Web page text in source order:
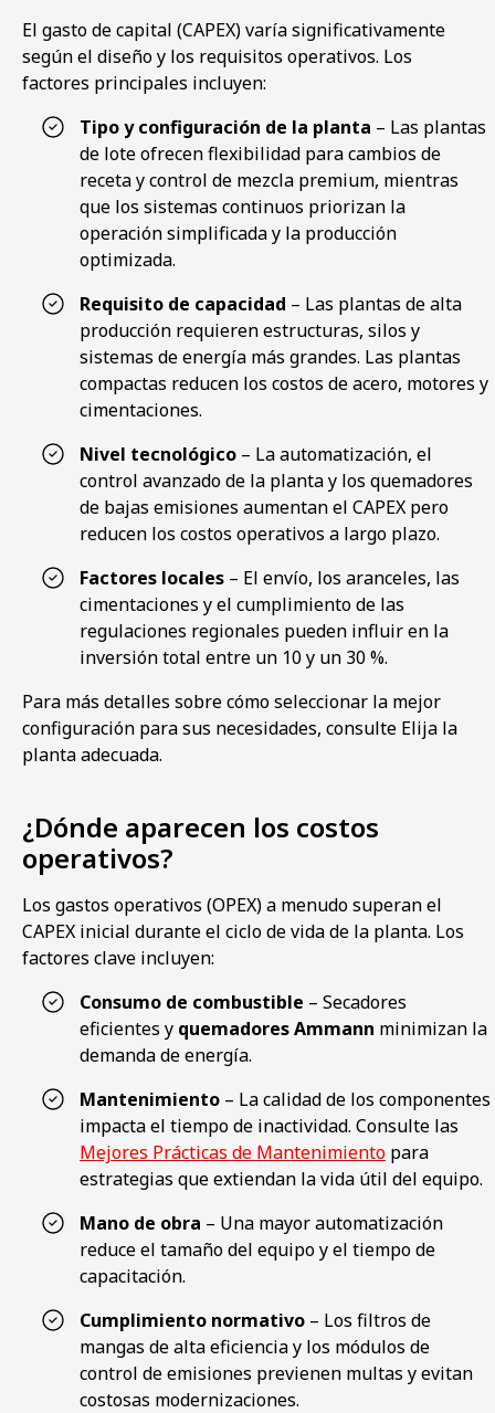
El gasto de capital (CAPEX) varía significativamente
según el diseño y los requisitos operativos. Los
factores principales incluyen:
Tipo y configuración de la planta – Las plantas
de lote ofrecen flexibilidad para cambios de
receta y control de mezcla premium, mientras
que los sistemas continuos priorizan la
operación simplificada y la producción
optimizada.
Requisito de capacidad – Las plantas de alta
producción requieren estructuras, silos y
sistemas de energía más grandes. Las plantas
compactas reducen los costos de acero, motores y
cimentaciones.
Nivel tecnológico – La automatización, el
control avanzado de la planta y los quemadores
de bajas emisiones aumentan el CAPEX pero
reducen los costos operativos a largo plazo.
Factores locales – El envío, los aranceles, las
cimentaciones y el cumplimiento de las
regulaciones regionales pueden influir en la
inversión total entre un 10 y un 30 %.
Para más detalles sobre cómo seleccionar la mejor
configuración para sus necesidades, consulte Elija la
planta adecuada.
¿Dónde aparecen los costos
operativos?
Los gastos operativos (OPEX) a menudo superan el
CAPEX inicial durante el ciclo de vida de la planta. Los
factores clave incluyen:
Consumo de combustible – Secadores
eficientes y quemadores Ammann minimizan la
demanda de energía.
Mantenimiento – La calidad de los componentes
impacta el tiempo de inactividad. Consulte las
Mejores Prácticas de Mantenimiento para
estrategias que extiendan la vida útil del equipo.
Mano de obra – Una mayor automatización
reduce el tamaño del equipo y el tiempo de
capacitación.
Cumplimiento normativo – Los filtros de
mangas de alta eficiencia y los módulos de
control de emisiones previenen multas y evitan
costosas modernizaciones.